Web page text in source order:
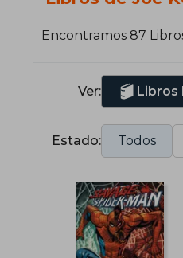
Encontramos 87
Ver: Libros
Estado: Todos